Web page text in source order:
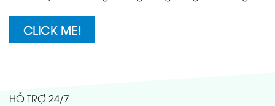
CLICK ME!
HỖ TRỢ 24/7